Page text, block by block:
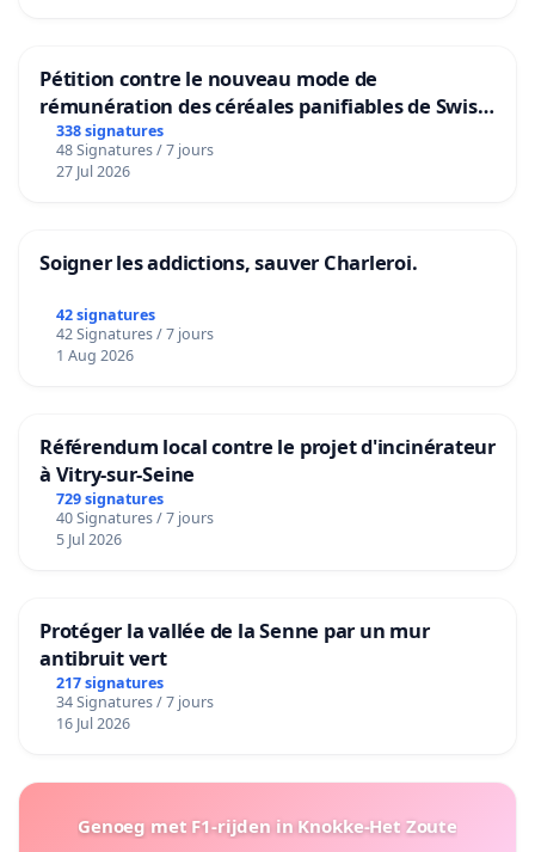
Pétition contre le nouveau mode de
rémunération des céréales panifiables de Swiss
granum basé sur la teneur en protéines
338 signatures
48 Signatures / 7 jours
27 Jul 2026
Soigner les addictions, sauver Charleroi.
42 signatures
42 Signatures / 7 jours
1 Aug 2026
Référendum local contre le projet d'incinérateur
à Vitry-sur-Seine
729 signatures
40 Signatures / 7 jours
5 Jul 2026
Protéger la vallée de la Senne par un mur
antibruit vert
217 signatures
34 Signatures / 7 jours
16 Jul 2026
Genoeg met F1-rijden in Knokke-Het Zoute